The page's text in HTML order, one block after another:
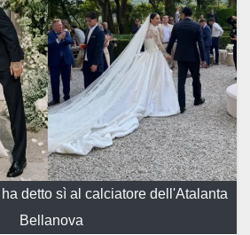
detto sì al calciatore dell'Atalanta
Bellanova